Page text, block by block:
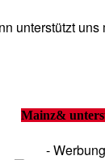
unterstützt uns
Mainz&
-